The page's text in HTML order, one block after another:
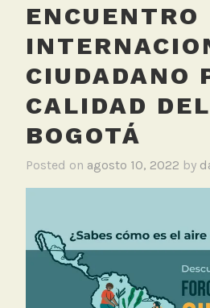
ENCUENTRO
CIUDADANO
CALIDAD
BOGOTÁ
Posted on agosto 10, 2022 by